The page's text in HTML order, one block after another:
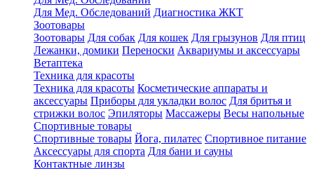
Для Мед. Обследований Диагностика ЖКТ
Зоотовары
Зоотовары Для собак Для кошек Для грызунов Для птиц
Лежанки, домики Переноски Аквариумы и аксессуары
Ветаптека
Техника для красоты
Техника для красоты Косметические аппараты и
аксессуары Приборы для укладки волос Для бритья и
стрижки волос Эпиляторы Массажеры Весы напольные
Спортивные товары
Спортивные товары Йога, пилатес Спортивное питание
Аксессуары для спорта Для бани и сауны
Контактные линзы